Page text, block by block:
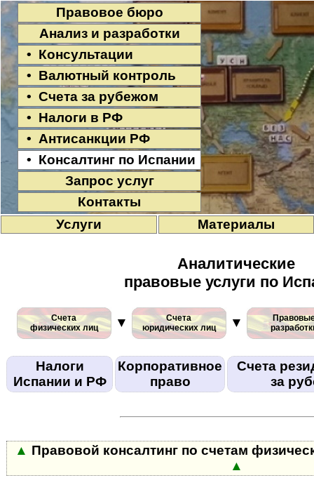
Правовое бюро
Анализ и разработки
• Консультации
• Валютный контроль
• Счета за рубежом
• Налоги в РФ
• Антисанкции РФ
• Консалтинг по Испании
Запрос услуг
Контакты
Услуги
Материалы
Аналитические
правовые услуги по
Счета
физических лиц
▼
Счета
юридических лиц
▼
Налоги
Испании и РФ
Корпоративное
право
Счета
за
▲ Правовой консалтинг по счетам
▲